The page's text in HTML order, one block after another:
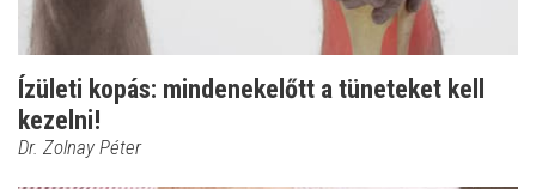
Ízületi kopás: mindenekelőtt a tüneteket kell
kezelni!
Dr. Zolnay Péter